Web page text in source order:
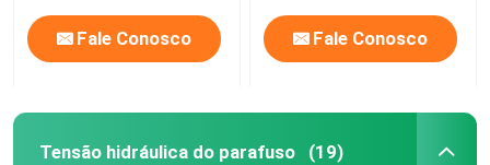
Fale Conosco Fale Conosco
Tensão hidráulica do parafuso (19)